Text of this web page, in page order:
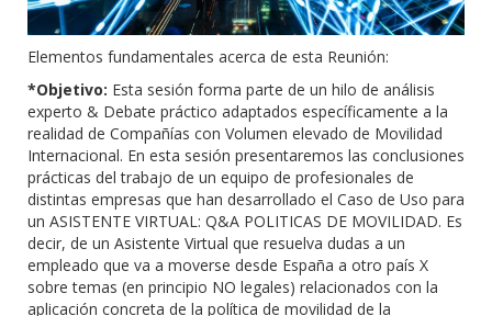
Elementos fundamentales acerca de esta Reunión:
*Objetivo: Esta sesión forma parte de un hilo de análisis
experto & Debate práctico adaptados específicamente a la
realidad de Compañías con Volumen elevado de Movilidad
Internacional. En esta sesión presentaremos las conclusiones
prácticas del trabajo de un equipo de profesionales de
distintas empresas que han desarrollado el Caso de Uso para
un ASISTENTE VIRTUAL: Q&A POLITICAS DE MOVILIDAD. Es
decir, de un Asistente Virtual que resuelva dudas a un
empleado que va a moverse desde España a otro país X
sobre temas (en principio NO legales) relacionados con la
aplicación concreta de la política de movilidad de la